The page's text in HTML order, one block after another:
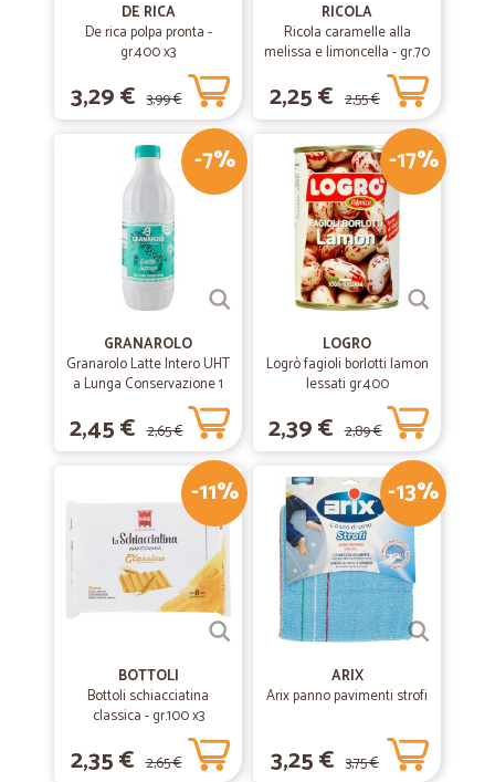
DE RICA
De rica polpa pronta -
gr.400 x3
3,29 € 3,99 €
RICOLA
Ricola caramelle alla
melissa e limoncella - gr.70
2,25 € 2,55 €
-7%
GRANAROLO
Granarolo Latte Intero UHT
a Lunga Conservazione 1
2,45 € 2,65 €
-17%
LOGRO
Logrò fagioli borlotti lamon
lessati gr.400
2,39 € 2,89 €
-11%
BOTTOLI
Bottoli schiacciatina
classica - gr.100 x3
2,35 € 2,65 €
-13%
ARIX
Arix panno pavimenti strofi
3,25 € 3,75 €